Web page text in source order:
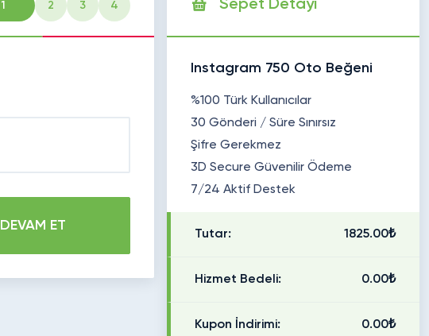
1 2 3 4
DEVAM ET
Sepet Detayı
Instagram 750 Oto Beğeni
%100 Türk Kullanıcılar
30 Gönderi / Süre Sınırsız
Şifre Gerekmez
3D Secure Güvenilir Ödeme
7/24 Aktif Destek
Tutar: 1825.00₺
Hizmet Bedeli: 0.00₺
Kupon İndirimi: 0.00₺